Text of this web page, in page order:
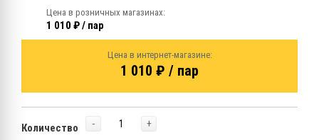
Цена в розничных магазинах:
1 010 ₽ / пар
Цена в интернет-магазине:
1 010 ₽ / пар
Количество - +